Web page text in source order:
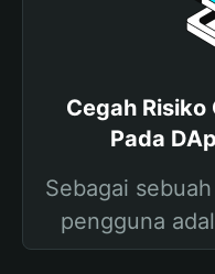
Cegah
Pada
Sebagai
pengguna